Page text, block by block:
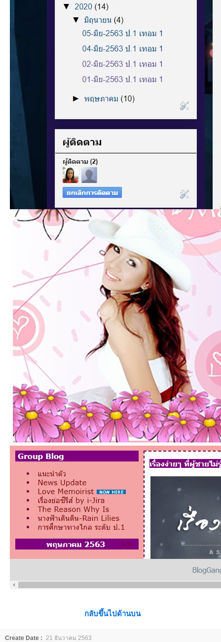
กลับขึ้นไปด้านบน
Create Date : 21 ธันวาคม 2563